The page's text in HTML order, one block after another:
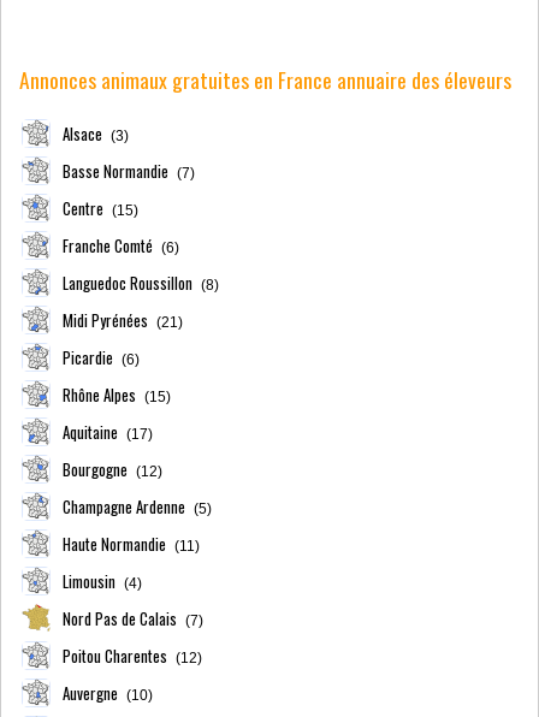
Annonces animaux gratuites en France annuaire des éleveurs
Alsace (3)
Basse Normandie (7)
Centre (15)
Franche Comté (6)
Languedoc Roussillon (8)
Midi Pyrénées (21)
Picardie (6)
Rhône Alpes (15)
Aquitaine (17)
Bourgogne (12)
Champagne Ardenne (5)
Haute Normandie (11)
Limousin (4)
Nord Pas de Calais (7)
Poitou Charentes (12)
Auvergne (10)